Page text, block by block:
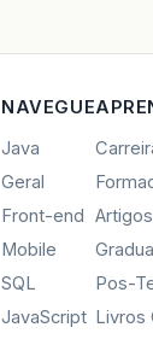
NAVEGUE
Java
Geral
Front-end
Mobile
SQL
JavaScript
Artigos
Pos-
Livros